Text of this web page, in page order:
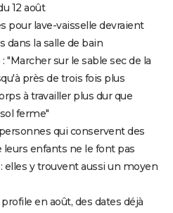
12 août
pour lave-vaisselle devraient
dans la salle de bain
"Marcher sur le sable sec de la
près de trois fois plus
à travailler plus dur que
ferme"
qui conservent des
leurs enfants ne le font pas
elles y trouvent aussi un moyen
en août, des dates déjà